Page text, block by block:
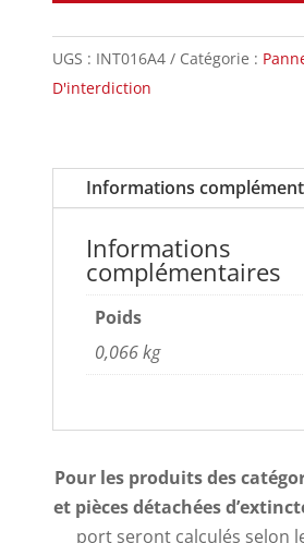
UGS : INT016A4 Catégorie :
D'interdiction
Informations
Informations
complémentaires
Poids
0,066 kg
Pour les produits des
et pièces détachées
port seront calculés selon